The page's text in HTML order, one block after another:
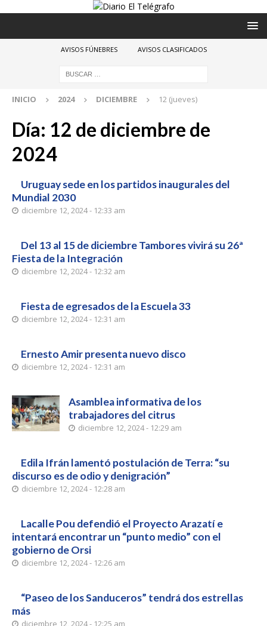
AVISOS FÚNEBRES AVISOS CLASIFICADOS
INICIO 2024 DICIEMBRE 12 (jueves)
Día: 12 de diciembre de
2024
Uruguay sede en los partidos inaugurales del
Mundial 2030
diciembre 12, 2024 - 12:33 am
Del 13 al 15 de diciembre Tambores vivirá su 26ª
Fiesta de la Integración
diciembre 12, 2024 - 12:32 am
Fiesta de egresados de la Escuela 33
diciembre 12, 2024 - 12:31 am
Ernesto Amir presenta nuevo disco
diciembre 12, 2024 - 12:31 am
Asamblea informativa de los
trabajadores del citrus
diciembre 12, 2024 - 12:29 am
Edila Ifrán lamentó postulación de Terra: “su
discurso es de odio y denigración”
diciembre 12, 2024 - 12:28 am
Lacalle Pou defendió el Proyecto Arazatí e
intentará encontrar un “punto medio” con el
gobierno de Orsi
diciembre 12, 2024 - 12:26 am
“Paseo de los Sanduceros” tendrá dos estrellas
más
diciembre 12, 2024 - 12:25 am